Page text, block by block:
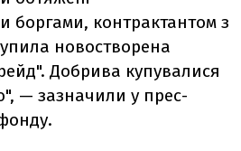
боргами, контрактантом з
новостворена
Добрива купувалися
— зазначили у прес-